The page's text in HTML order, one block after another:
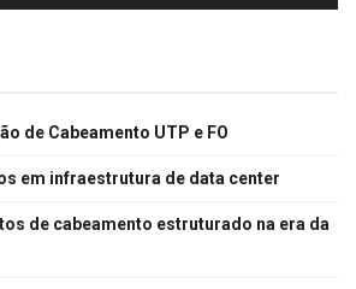
de Cabeamento UTP e FO
em infraestrutura de data center
de cabeamento estruturado na era da